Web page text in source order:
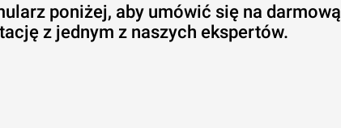
poniżej, aby umówić się na darmową
z jednym z naszych ekspertów.